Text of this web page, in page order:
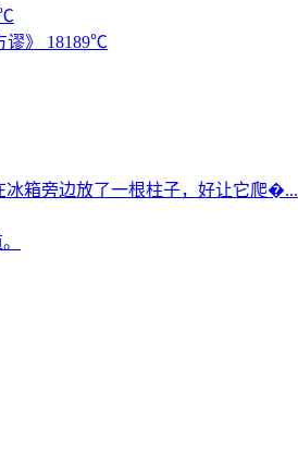
》 18189℃
冰箱旁边放了一根柱子，好让它爬�...